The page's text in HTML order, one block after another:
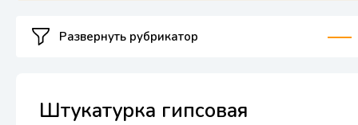
Развернуть рубрикатор
Штукатурка гипсовая